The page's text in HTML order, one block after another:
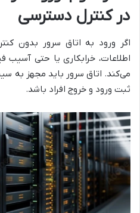
در کنترل دسترسی
اگر ورود به اتاق سرور بدون
اطلاعات، خرابکاری یا حتی آسیب
می‌کند. اتاق سرور باید مجهز به
ثبت ورود و خروج افراد باشد.